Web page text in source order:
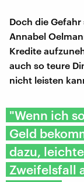
Doch die
Annabel
Kredite
auch so teure
nicht leisten
"Wenn ich
Geld
dazu,
Zweifelsfall